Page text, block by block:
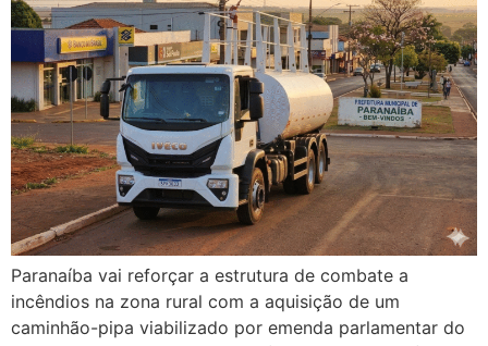
Paranaíba vai reforçar a estrutura de combate a
incêndios na zona rural com a aquisição de um
caminhão-pipa viabilizado por emenda parlamentar do